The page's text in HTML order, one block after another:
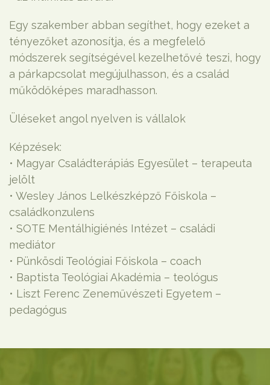
Egy szakember abban segíthet, hogy ezeket a
tényezőket azonosítja, és a megfelelő
módszerek segítségével kezelhetővé teszi, hogy
a párkapcsolat megújulhasson, és a család
működőképes maradhasson.
Üléseket angol nyelven is vállalok
Képzések:
• Magyar Családterápiás Egyesület – terapeuta
jelölt
• Wesley János Lelkészképző Főiskola –
családkonzulens
• SOTE Mentálhigiénés Intézet – családi
mediátor
• Pünkösdi Teológiai Főiskola – coach
• Baptista Teológiai Akadémia – teológus
• Liszt Ferenc Zeneművészeti Egyetem –
pedagógus